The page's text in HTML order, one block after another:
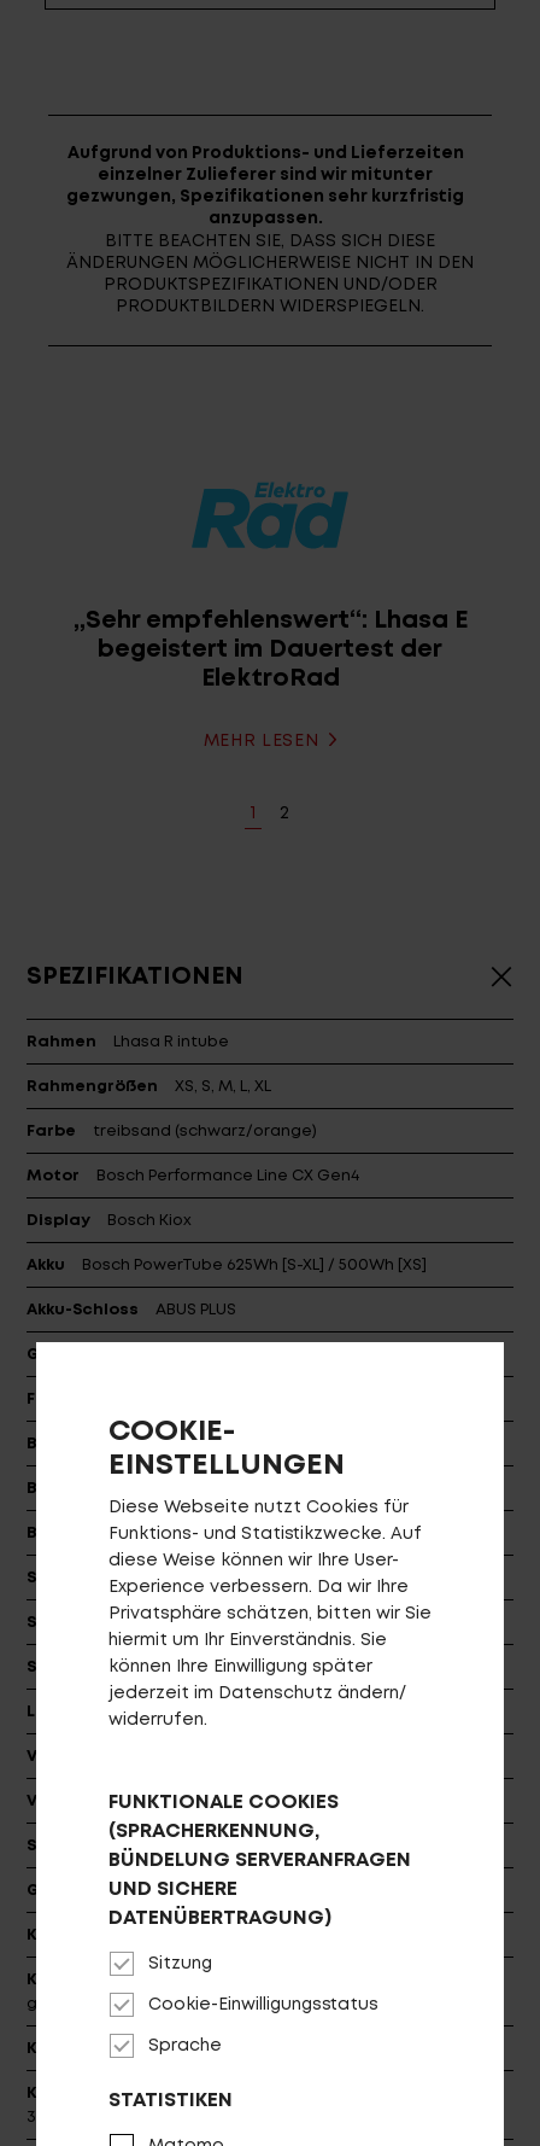
Aufgrund von Produktions- und Lieferzeiten
einzelner Zulieferer sind wir mitunter
gezwungen, Spezifikationen sehr kurzfristig
anzupassen.
BITTE BEACHTEN SIE, DASS SICH DIESE
ÄNDERUNGEN MÖGLICHERWEISE NICHT IN DEN
PRODUKTSPEZIFIKATIONEN UND/ODER
PRODUKTBILDERN WIDERSPIEGELN.
Lhasa E
im Dauertest der
Lhasa
2
SPEZIFIKATIONEN
Rahmen Lhasa R intube
Rahmengrößen XS, S, M, L, XL
Farbe treibsand (schwarz/orange)
Motor Bosch Performance Line CX Gen4
Display Bosch Kiox
Akku Bosch PowerTube 625Wh [S-XL] / 500Wh [XS]
Akku-Schloss ABUS PLUS
Gabel
Federbein
Bremsen Shimano BR-M7100
Bremsscheiben
Bremshebel Shimano BL-M7100
Schaltwerk Shimano RD-M8100-SGS
Schalthebel Shimano SL-M7100-IR
Schaltzugaußenhülle Shimano OT-SP41
Lenker PROCRAFT RISER PRO
Vorbau
Vorbaulänge 60L [XS], 70L [S], 80L [M], 90L [L], 100L [XL]
Steuersatz
Griffe PROCRAFT Standard / Clamp
Kassette
Kurbel
Centurion Pro Gen4. matt schwarz / Alu
gebürstet
Kette Shimano CN-M7100
Kettenblatt
Centurion Gen4, direct mount,
36T[27.5"], 34T[29"]
COOKIE-
EINSTELLUNGEN
Diese Webseite nutzt Cookies für
Funktions- und Statistikzwecke. Auf
diese Weise können wir Ihre User-
Experience verbessern. Da wir Ihre
Privatsphäre schätzen, bitten wir Sie
hiermit um Ihr Einverständnis. Sie
können Ihre Einwilligung später
jederzeit im Datenschutz ändern/
widerrufen.
FUNKTIONALE COOKIES
(SPRACHERKENNUNG,
BÜNDELUNG SERVERANFRAGEN
UND SICHERE
DATENÜBERTRAGUNG)
Sitzung
Cookie-Einwilligungsstatus
Sprache
STATISTIKEN